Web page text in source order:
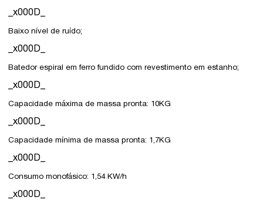
_x000D_
Baixo nível de ruído;
_x000D_
Batedor espiral em ferro fundido com revestimento em estanho;
_x000D_
Capacidade máxima de massa pronta: 10KG
_x000D_
Capacidade mínima de massa pronta: 1,7KG
_x000D_
Consumo monofásico: 1,54 KW/h
_x000D_